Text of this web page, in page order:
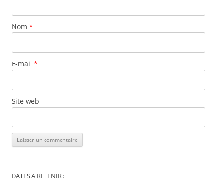
Nom *
E-mail *
Site web
DATES A RETENIR :